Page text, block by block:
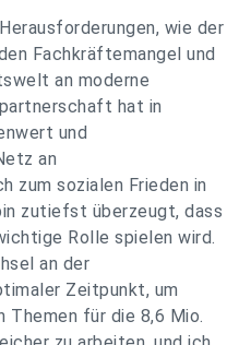
wie der
Fachkräftemangel und
an moderne
hat in
und
an
zum sozialen Frieden in
zutiefst überzeugt, dass
Rolle spielen wird.
an der
Zeitpunkt, um
Themen für die 8,6 Mio.